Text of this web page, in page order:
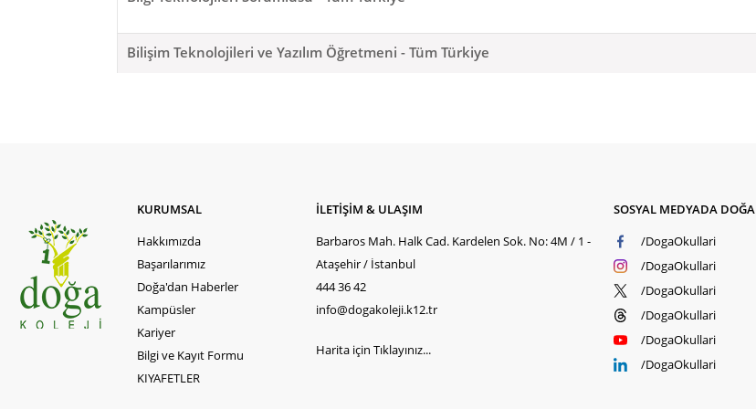
Bilişim Teknolojileri ve Yazılım Öğretmeni - Tüm Türkiye
Din Kültürü ve Ahlak Bilgisi Öğretmeni - Tüm Türkiye
Drama Öğretmeni - Tüm Türkiye
Ekoloji Öğretmeni - Tüm Türkiye
Felsefe Öğretmenliği - Tüm Türkiye
KURUMSAL
Hakkımızda
Başarılarımız
Doğa'dan Haberler
Kampüsler
Kariyer
Bilgi ve Kayıt Formu
KIYAFETLER
İLETİŞİM & ULAŞIM
Barbaros Mah. Halk Cad. Kardelen Sok. No: 4M / 1 -
Ataşehir / İstanbul
444 36 42
info@dogakoleji.k12.tr
Harita için Tıklayınız...
SOSYAL MEDYADA DOĞA
/DogaOkullari
/DogaOkullari
/DogaOkullari
/DogaOkullari
/DogaOkullari
/DogaOkullari